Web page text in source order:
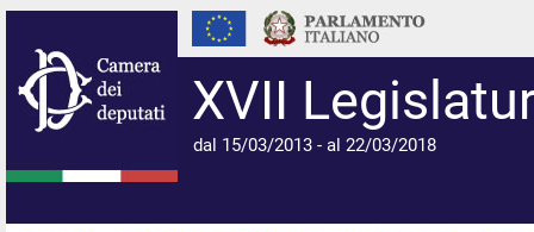
XVII
dal 15/03/2013 - al 22/03/2018